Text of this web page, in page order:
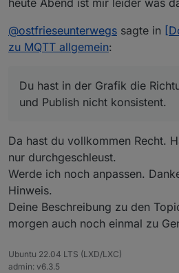
heute Abend ist mir leider was
@ostfrieseunterwegs sagte in
zu MQTT allgemein:
Du hast in der Grafik die
und Publish nicht konsistent.
Da hast du vollkommen Recht.
nur durchgeschleust.
Werde ich noch anpassen.
Hinweis.
Deine Beschreibung zu den
morgen auch noch einmal zu
Ubuntu 22.04 LTS (LXD/LXC)
admin: v6.3.5